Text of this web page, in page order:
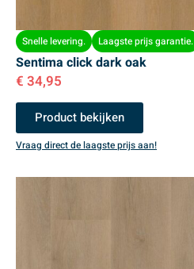
Snelle levering. Laagste prijs garantie.
Sentima click dark oak
€ 34,95
Product bekijken
Vraag direct de laagste prijs aan!